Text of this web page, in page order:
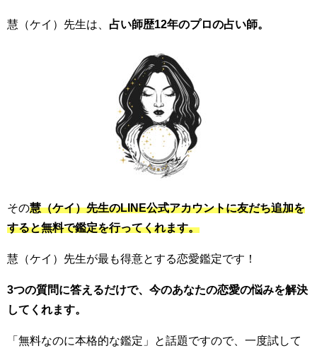
慧（ケイ）先生は、 占い師歴12年のプロの占い師。
その慧（ケイ）先生のLINE公式アカウントに友だち追加を
すると無料で鑑定を行ってくれます。
慧（ケイ）先生が最も得意とする恋愛鑑定です！
3つの質問に答えるだけで、今のあなたの恋愛の悩みを解決
してくれます。
「無料なのに本格的な鑑定」と話題ですので、一度試して